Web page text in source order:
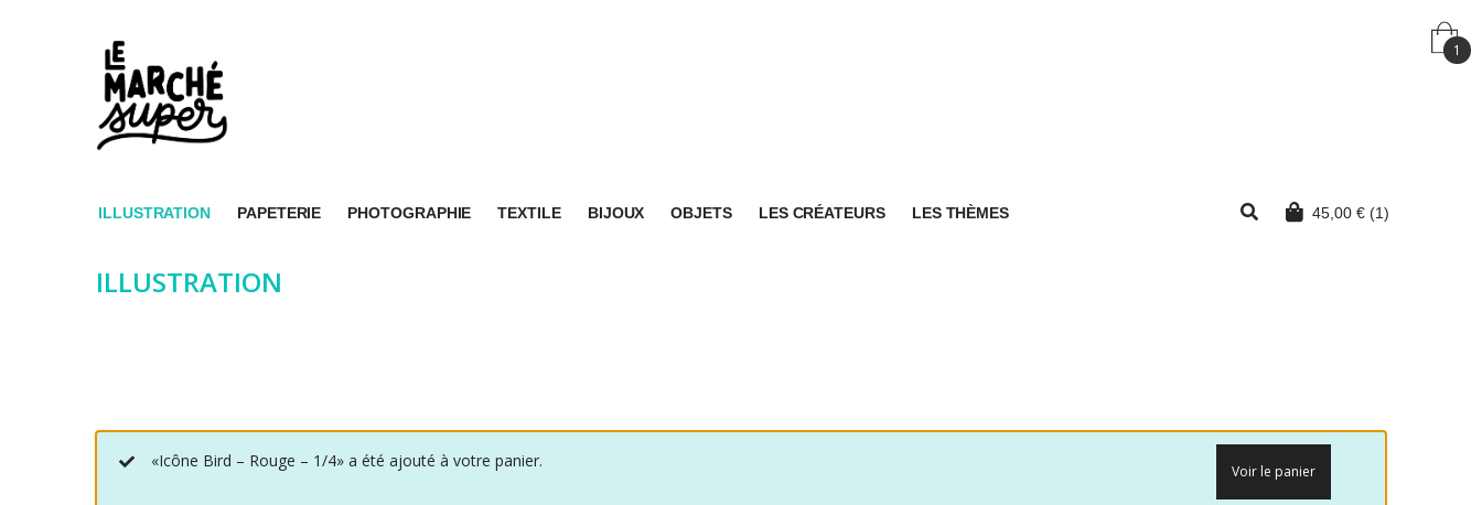
ILLUSTRATION PAPETERIE PHOTOGRAPHIE TEXTILE BIJOUX OBJETS LES CRÉATEURS LES THÈMES 45,00 € (1)
ILLUSTRATION
«Icône Bird – Rouge – 1/4» a été ajouté à votre panier.
Voir le panier
1